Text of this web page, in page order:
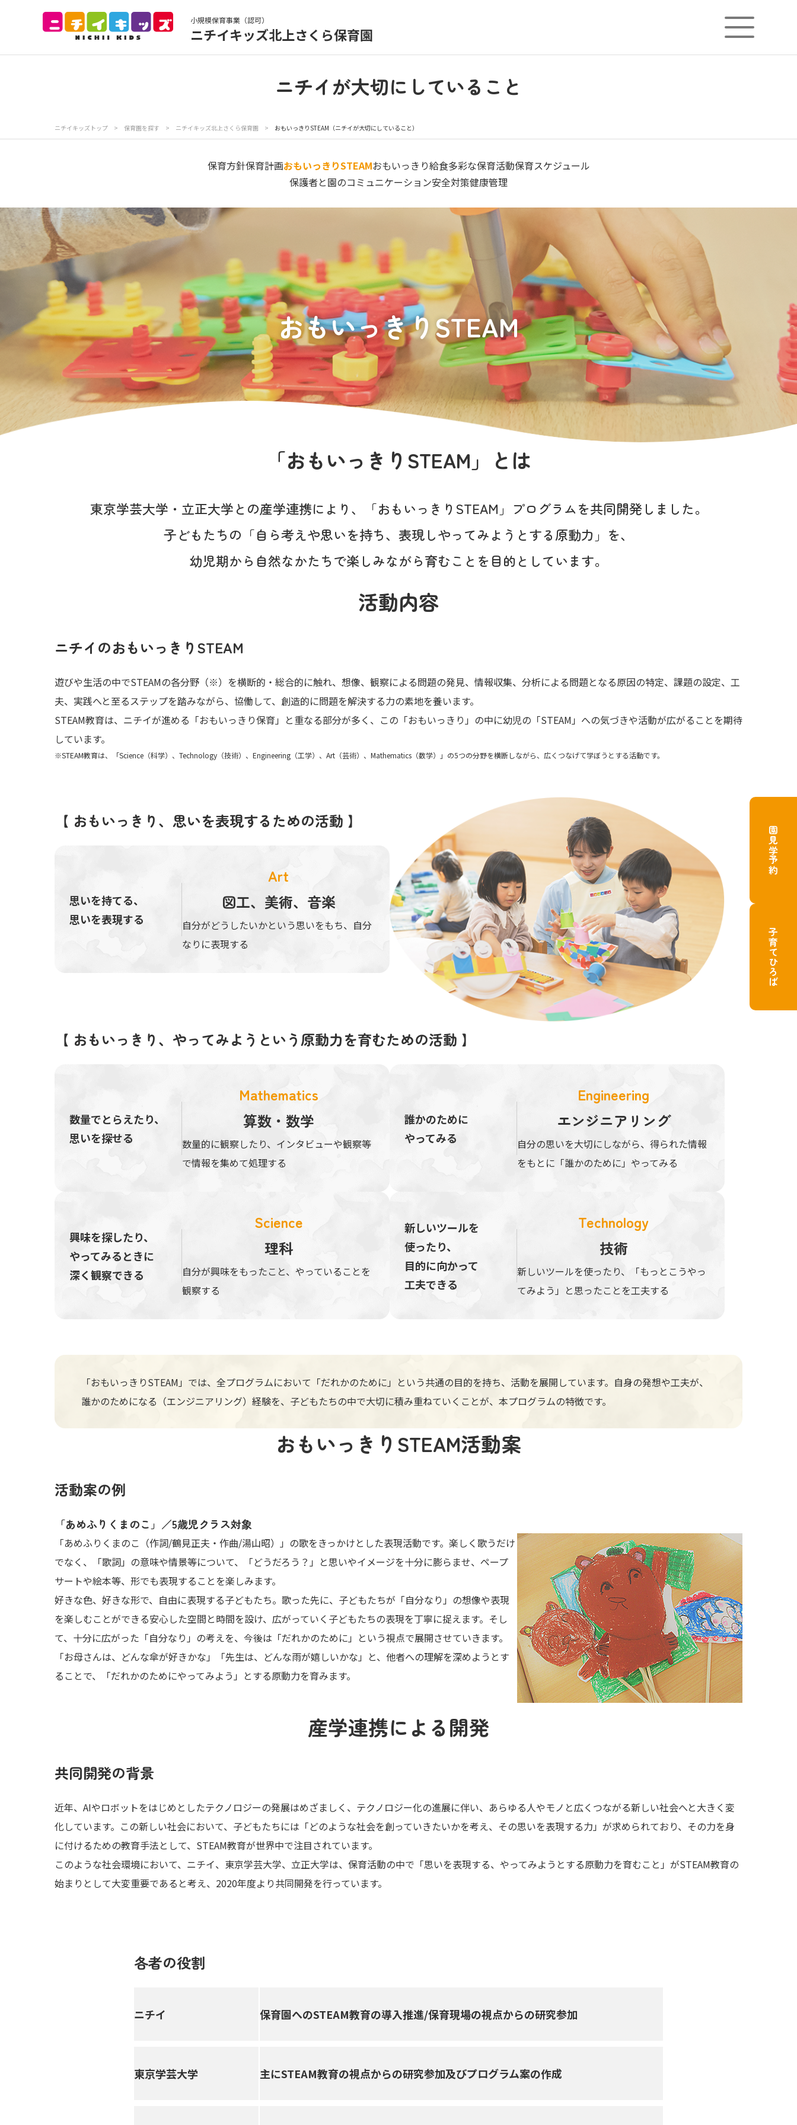
小規模保育事業（認可）
ニチイキッズ北上さくら保育園
保育園見学 入園の概要
写真販売サービス 各種書類 よくあるご質問
プライバシーポリシー サイトのご利用について サイトマップ ニチイ学館オフィシャルサイト
ニチイが大切にしていること
ニチイキッズトップ > 保育園を探す > ニチイキッズ北上さくら保育園 > おもいっきりSTEAM（ニチイが大切にしていること）
保育方針保育計画おもいっきりSTEAMおもいっきり給食多彩な保育活動保育スケジュール
保護者と園のコミュニケーション安全対策健康管理
おもいっきりSTEAM
「おもいっきりSTEAM」とは
東京学芸大学・立正大学との産学連携により、 「おもいっきりSTEAM」プログラムを共同開発しました。
子どもたちの 「自ら考えや思いを持ち、表現しやってみようとする原動力」を、
幼児期から自然なかたちで楽しみながら育むことを目的としています。
活動内容
ニチイのおもいっきりSTEAM
遊びや生活の中でSTEAMの各分野（※）を横断的・総合的に触れ、想像、観察による問題の発見、情報収集、分析による問題となる原因の特定、課題の設定、工
夫、実践へと至るステップを踏みながら、協働して、創造的に問題を解決する力の素地を養います。
STEAM教育は、ニチイが進める「おもいっきり保育」と重なる部分が多く、この「おもいっきり」の中に幼児の「STEAM」への気づきや活動が広がることを期待
しています。
※STEAM教育は、「Science（科学）、Technology（技術）、Engineering（工学）、Art（芸術）、Mathematics（数学）」の5つの分野を横断しながら、広くつなげて学ぼうとする活動です。
【 おもいっきり、思いを表現するための活動 】
思いを持てる、
思いを表現する
Art
図工、美術、音楽
自分がどうしたいかという思いをもち、自分
なりに表現する
【 おもいっきり、やってみようという原動力を育むための活動 】
数量でとらえたり、
思いを探せる
Mathematics
算数・数学
数量的に観察したり、インタビューや観察等
で情報を集めて処理する
誰かのために
やってみる
Engineering
エンジニアリング
自分の思いを大切にしながら、得られた情報
をもとに「誰かのために」やってみる
興味を探したり、
やってみるときに
深く観察できる
Science
理科
自分が興味をもったこと、やっていることを
観察する
新しいツールを
使ったり、
目的に向かって
工夫できる
Technology
技術
新しいツールを使ったり、「もっとこうやっ
てみよう」と思ったことを工夫する
「おもいっきりSTEAM」では、全プログラムにおいて「だれかのために」という共通の目的を持ち、活動を展開しています。自身の発想や工夫が、
誰かのためになる（エンジニアリング）経験を、子どもたちの中で大切に積み重ねていくことが、本プログラムの特徴です。
おもいっきりSTEAM活動案
活動案の例
「あめふりくまのこ」／5歳児クラス対象
「あめふりくまのこ（作詞/鶴見正夫・作曲/湯山昭）」の歌をきっかけとした表現活動です。楽しく歌うだけ
でなく、「歌詞」の意味や情景等について、「どうだろう？」と思いやイメージを十分に膨らませ、ペープ
サートや絵本等、形でも表現することを楽しみます。
好きな色、好きな形で、自由に表現する子どもたち。歌った先に、子どもたちが「自分なり」の想像や表現
を楽しむことができる安心した空間と時間を設け、広がっていく子どもたちの表現を丁寧に捉えます。そし
て、十分に広がった「自分なり」の考えを、今後は「だれかのために」という視点で展開させていきます。
「お母さんは、どんな傘が好きかな」「先生は、どんな雨が嬉しいかな」と、他者への理解を深めようとす
ることで、「だれかのためにやってみよう」とする原動力を育みます。
産学連携による開発
共同開発の背景
近年、AIやロボットをはじめとしたテクノロジーの発展はめざましく、テクノロジー化の進展に伴い、あらゆる人やモノと広くつながる新しい社会へと大きく変
化しています。この新しい社会において、子どもたちには「どのような社会を創っていきたいかを考え、その思いを表現する力」が求められており、その力を身
に付けるための教育手法として、STEAM教育が世界中で注目されています。
このような社会環境において、ニチイ、東京学芸大学、立正大学は、保育活動の中で「思いを表現する、やってみようとする原動力を育むこと」がSTEAM教育の
始まりとして大変重要であると考え、2020年度より共同開発を行っています。
各者の役割
ニチイ 保育園へのSTEAM教育の導入推進/保育現場の視点からの研究参加
東京学芸大学 主にSTEAM教育の視点からの研究参加及びプログラム案の作成
園見学予約
子育てひろば